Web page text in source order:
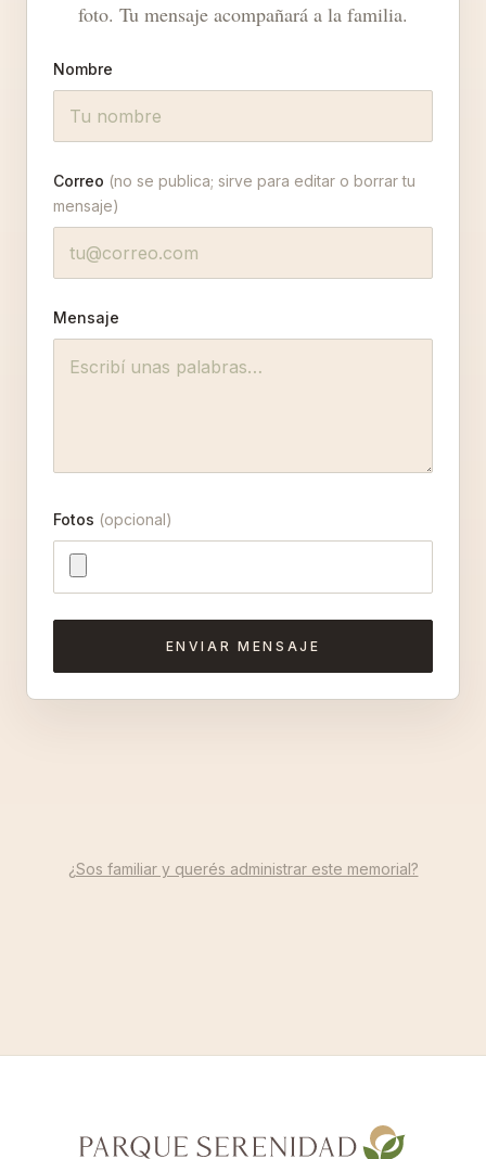
foto. Tu mensaje acompañará a la familia.
Nombre
Correo (no se publica; sirve para editar o borrar tu
mensaje)
Mensaje
Fotos (opcional)
ENVIAR MENSAJE
¿Sos familiar y querés administrar este memorial?